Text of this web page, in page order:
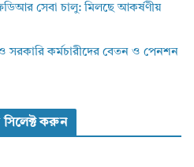
সেবা চালু: মিলছে আকর্ষণীয়
কর্মচারীদের বেতন ও পেনশন
সিলেক্ট করুন